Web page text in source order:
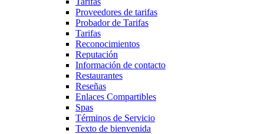
Proveedores de tarifas
Probador de Tarifas
Tarifas
Reconocimientos
Reputación
Información de contacto
Restaurantes
Reseñas
Enlaces Compartibles
Spas
Términos de Servicio
Texto de bienvenida